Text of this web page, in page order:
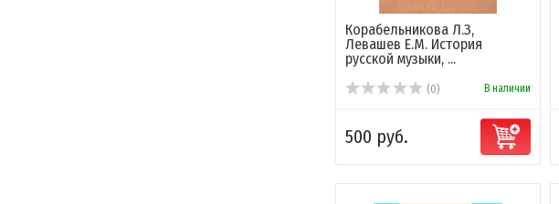
Корабельникова Л.З,
Левашев Е.М. История
русской музыки, ...
(0) В наличии
500 руб.